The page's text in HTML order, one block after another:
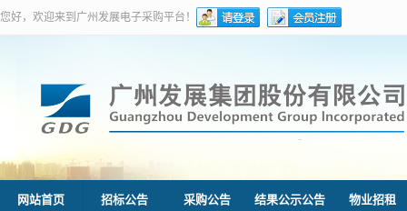
您好，欢迎来到广州发展电子采购平台！
网站首页 招标公告 采购公告 结果公示公告 物业招租